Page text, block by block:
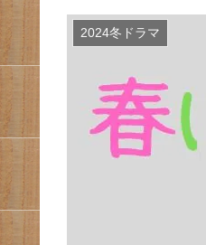
2024冬ドラマ